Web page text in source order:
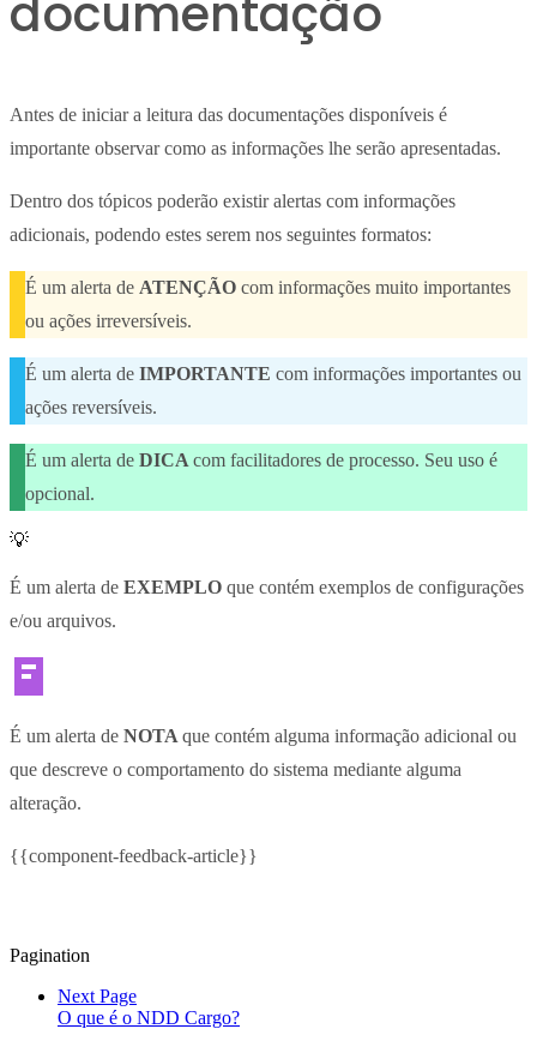
documentação
Antes de iniciar a leitura das documentações disponíveis é
importante observar como as informações lhe serão apresentadas.
Dentro dos tópicos poderão existir alertas com informações
adicionais, podendo estes serem nos seguintes formatos:
É um alerta de ATENÇÃO com informações muito importantes
ou ações irreversíveis.
É um alerta de IMPORTANTE com informações importantes ou
ações reversíveis.
É um alerta de DICA com facilitadores de processo. Seu uso é
opcional.
💡
É um alerta de EXEMPLO que contém exemplos de configurações
e/ou arquivos.
É um alerta de NOTA que contém alguma informação adicional ou
que descreve o comportamento do sistema mediante alguma
alteração.
{{component-feedback-article}}
Pagination
Next Page
O que é o NDD Cargo?